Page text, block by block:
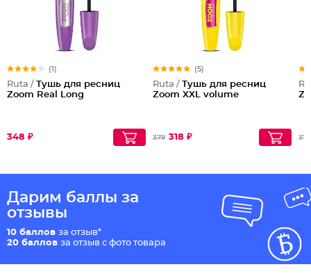
(1)
Ruta / Тушь для ресниц
Zoom Real Long
348 ₽
(5)
Ruta / Тушь для ресниц
Zoom XXL volume
379 318 ₽ 379
Дарим баллы за
отзывы
10 баллов за отзыв*
20 баллов за отзыв с фото товара